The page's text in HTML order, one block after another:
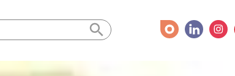
Search Button